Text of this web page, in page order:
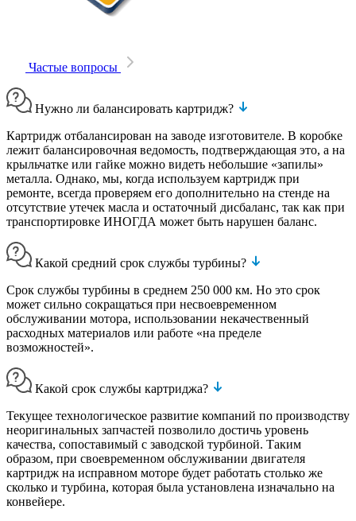
Частые вопросы
Нужно ли балансировать картридж?
Картридж отбалансирован на заводе изготовителе. В коробке
лежит балансировочная ведомость, подтверждающая это, а на
крыльчатке или гайке можно видеть небольшие «запилы»
металла. Однако, мы, когда используем картридж при
ремонте, всегда проверяем его дополнительно на стенде на
отсутствие утечек масла и остаточный дисбаланс, так как при
транспортировке ИНОГДА может быть нарушен баланс.
Какой средний срок службы турбины?
Срок службы турбины в среднем 250 000 км. Но это срок
может сильно сокращаться при несвоевременном
обслуживании мотора, использовании некачественный
расходных материалов или работе «на пределе
возможностей».
Какой срок службы картриджа?
Текущее технологическое развитие компаний по производству
неоригинальных запчастей позволило достичь уровень
качества, сопоставимый с заводской турбиной. Таким
образом, при своевременном обслуживании двигателя
картридж на исправном моторе будет работать столько же
сколько и турбина, которая была установлена изначально на
конвейере.